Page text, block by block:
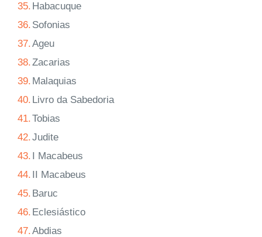
35. Habacuque
36. Sofonias
37.Ageu
38.Zacarias
39. Malaquias
40. Livro da Sabedoria
41.Tobias
42.Judite
43. I Macabeus
44. II Macabeus
45. Baruc
46. Eclesiástico
47.Abdias